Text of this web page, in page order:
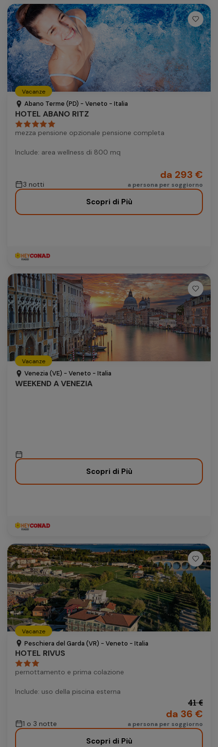
Vacanze
Abano Terme (PD) - Veneto - Italia
HOTEL ABANO RITZ
mezza pensione opzionale pensione completa
Include: area wellness di 800 mq
3 notti
da 293 €
a persona per soggiorno
Scopri di Più
Vacanze
Venezia (VE) - Veneto - Italia
WEEKEND A VENEZIA
Scopri di Più
Vacanze
Peschiera del Garda (VR) - Veneto - Italia
HOTEL RIVUS
pernottamento e prima colazione
Include: uso della piscina esterna
1 o 3 notte
41 €
da 36 €
a persona per soggiorno
Scopri di Più